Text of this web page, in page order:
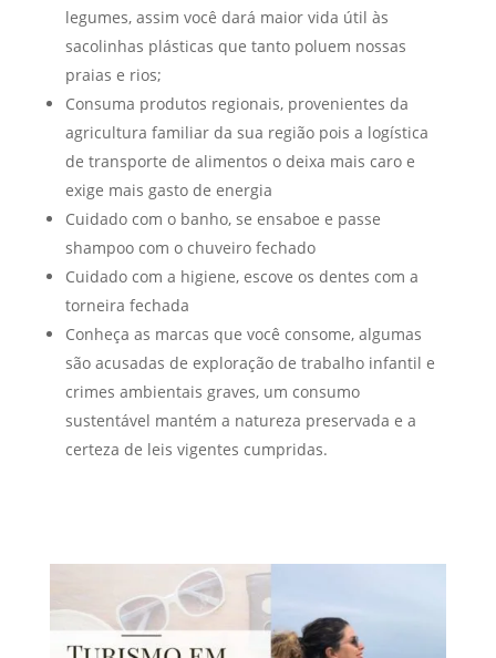
legumes, assim você dará maior vida útil às
sacolinhas plásticas que tanto poluem nossas
praias e rios;
Consuma produtos regionais, provenientes da
agricultura familiar da sua região pois a logística
de transporte de alimentos o deixa mais caro e
exige mais gasto de energia
Cuidado com o banho, se ensaboe e passe
shampoo com o chuveiro fechado
Cuidado com a higiene, escove os dentes com a
torneira fechada
Conheça as marcas que você consome, algumas
são acusadas de exploração de trabalho infantil e
crimes ambientais graves, um consumo
sustentável mantém a natureza preservada e a
certeza de leis vigentes cumpridas.